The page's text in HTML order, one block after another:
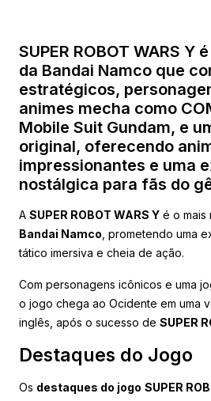
SUPER ROBOT WARS Y
da Bandai Namco que
estratégicos,
animes mecha como
Mobile Suit Gundam, e
original, oferecendo
impressionantes e uma
nostálgica para fãs do
A SUPER ROBOT WARS Y é o mais
Bandai Namco , prometendo uma
tático imersiva e cheia de ação.
Com personagens icônicos e uma
o jogo chega ao Ocidente em uma
inglês, após o sucesso de SUPER
Destaques do Jogo
Os destaques do jogo SUPER